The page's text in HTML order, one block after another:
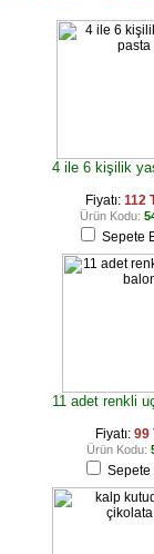
4 ile 6 kişilik
Fiyatı: 112
Ürün Kodu:
Sepete
11 adet renkli
Fiyatı: 99
Ürün Kodu:
Sepete